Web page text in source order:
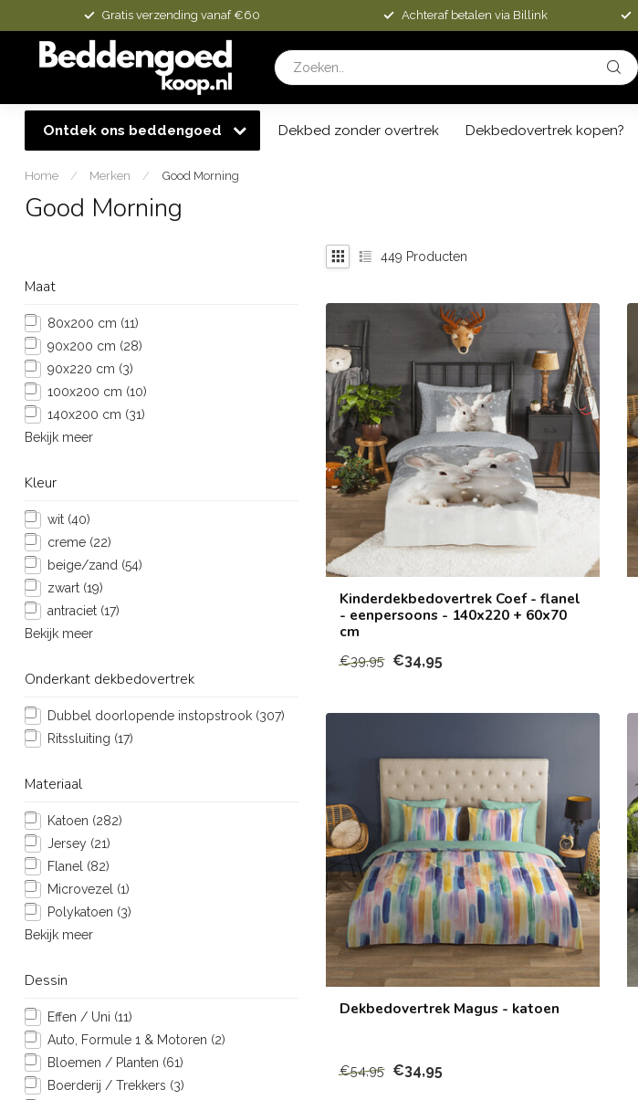
Gratis verzending vanaf €60 Achteraf betalen via Billink
Ontdek ons beddengoed Dekbed zonder overtrek Dekbedovertrek kopen?
Home / Merken / Good Morning
Good Morning
Maat
80x200 cm (11)
90x200 cm (28)
90x220 cm (3)
100x200 cm (10)
140x200 cm (31)
Bekijk meer
Kleur
wit (40)
creme (22)
beige/zand (54)
zwart (19)
antraciet (17)
Bekijk meer
Onderkant dekbedovertrek
Dubbel doorlopende instopstrook (307)
Ritssluiting (17)
Materiaal
Katoen (282)
Jersey (21)
Flanel (82)
Microvezel (1)
Polykatoen (3)
Bekijk meer
Dessin
Effen / Uni (11)
Auto, Formule 1 & Motoren (2)
Bloemen / Planten (61)
Boerderij / Trekkers (3)
449 Producten
Kinderdekbedovertrek Coef - flanel
- eenpersoons - 140x220 + 60x70
cm
€39,95 €34,95
Dekbedovertrek Magus - katoen
€54,95 €34,95